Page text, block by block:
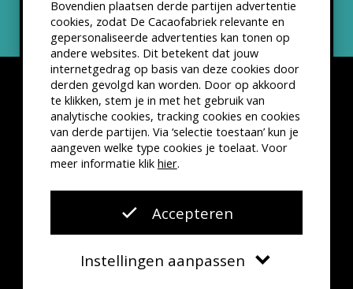
Bovendien plaatsen derde partijen advertentie
cookies, zodat De Cacaofabriek relevante en
gepersonaliseerde advertenties kan tonen op
andere websites. Dit betekent dat jouw
internetgedrag op basis van deze cookies door
derden gevolgd kan worden. Door op akkoord
te klikken, stem je in met het gebruik van
analytische cookies, tracking cookies en cookies
van derde partijen. Via ‘selectie toestaan’ kun je
aangeven welke type cookies je toelaat. Voor
meer informatie klik hier.
Accepteren
Instellingen aanpassen
Disclaimer Privacyverklaring
Kleine lettertjes
VSCD Bezoekersvoorwaarden
Website doorThe Cre8ion.Lab